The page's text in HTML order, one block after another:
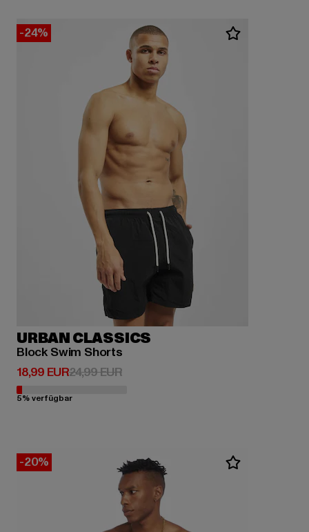
-24%
URBAN CLASSICS
Block Swim Shorts
18,99 EUR
Derzeitiger Preis: 18,99 EUR
24,99 EURAktionspreis: 24,99 EUR
5% verfügbar
-20%